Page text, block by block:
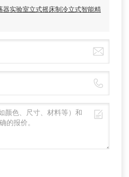
实验室立式摇床制冷立式智能精